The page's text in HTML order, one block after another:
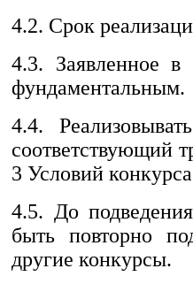
4.2. Срок
4.3. Заявленное в
фундаментальным.
4.4.
соответствующий
3 Условий
4.5. До
быть повторно
другие конкурсы.